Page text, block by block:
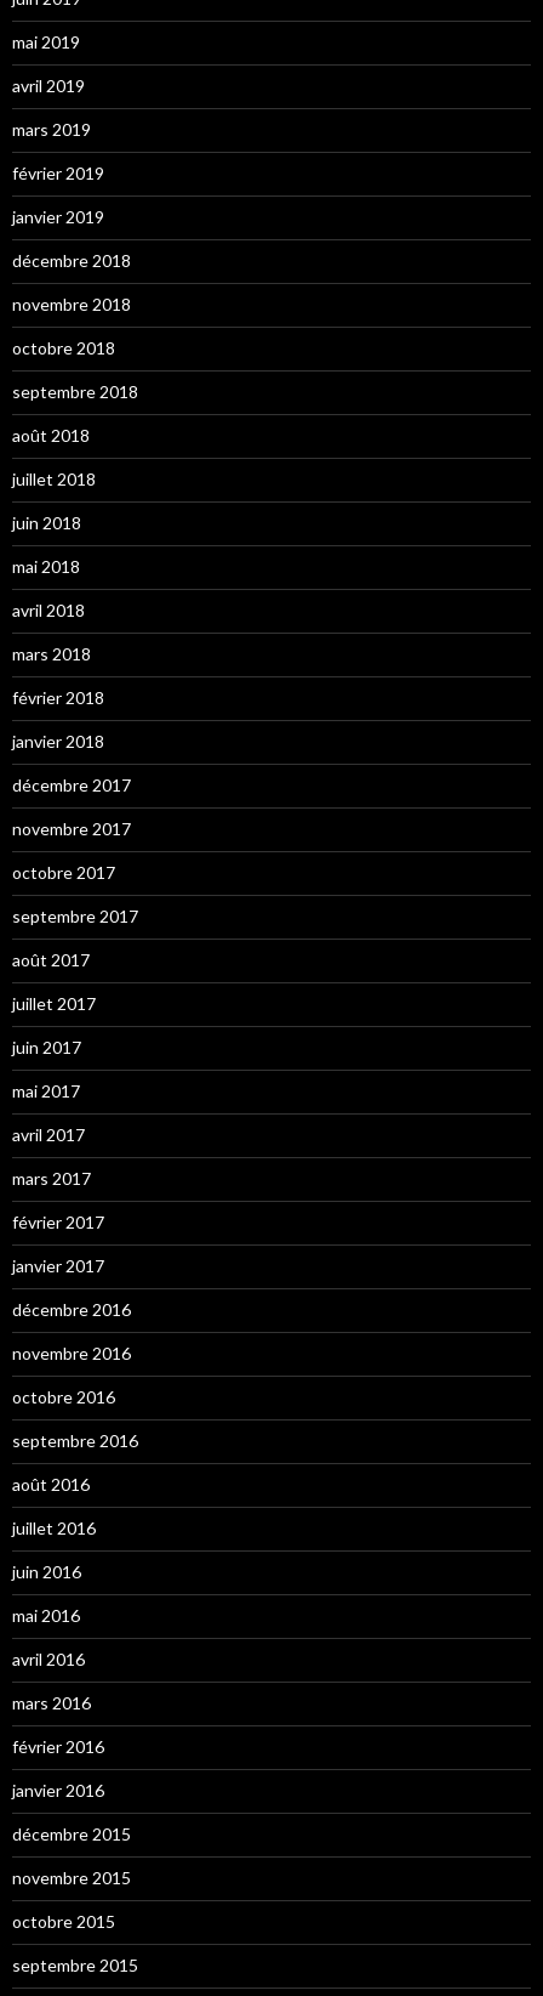
mai 2019
avril 2019
mars 2019
février 2019
janvier 2019
décembre 2018
novembre 2018
octobre 2018
septembre 2018
août 2018
juillet 2018
juin 2018
mai 2018
avril 2018
mars 2018
février 2018
janvier 2018
décembre 2017
novembre 2017
octobre 2017
septembre 2017
août 2017
juillet 2017
juin 2017
mai 2017
avril 2017
mars 2017
février 2017
janvier 2017
décembre 2016
novembre 2016
octobre 2016
septembre 2016
août 2016
juillet 2016
juin 2016
mai 2016
avril 2016
mars 2016
février 2016
janvier 2016
décembre 2015
novembre 2015
octobre 2015
septembre 2015